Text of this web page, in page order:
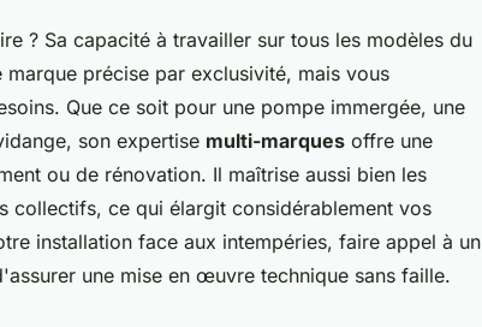
? Sa capacité à travailler sur tous les modèles du
précise par exclusivité, mais vous
Que ce soit pour une pompe immergée, une
son expertise multi-marques offre une
ou de rénovation. Il maîtrise aussi bien les
collectifs, ce qui élargit considérablement vos
installation face aux intempéries, faire appel à un
une mise en œuvre technique sans faille.